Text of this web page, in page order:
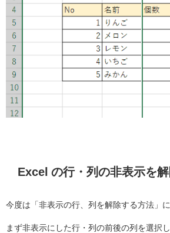
Excel の行・列の非表示を
今度は「非表示の行、列を解除する方法」
まず非表示にした行・列の前後の列を選択し